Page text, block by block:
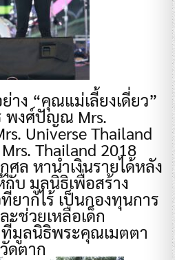
าง “คุณแม่เลี้ยงเดี่ยว”
พงศ์ปัญณ Mrs.
Universe Thailand
Thailand 2018
ล หานำเงินรายได้หลัง
บ มูลนิธิเพื่อสร้าง
ยากไร้ เป็นกองทุนการ
ะช่วยเหลือเด็ก
ที่มูลนิธิพระคุณเมตตา
ดตาก